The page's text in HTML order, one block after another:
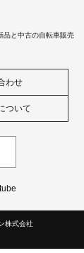
と中古の自転車販売
わせ
ついて
株式会社